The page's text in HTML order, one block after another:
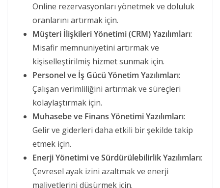
Online rezervasyonları yönetmek ve doluluk
oranlarını artırmak için.
Müşteri İlişkileri Yönetimi (CRM) Yazılımları:
Misafir memnuniyetini artırmak ve
kişiselleştirilmiş hizmet sunmak için.
Personel ve İş Gücü Yönetim Yazılımları:
Çalışan verimliliğini artırmak ve süreçleri
kolaylaştırmak için.
Muhasebe ve Finans Yönetimi Yazılımları:
Gelir ve giderleri daha etkili bir şekilde takip
etmek için.
Enerji Yönetimi ve Sürdürülebilirlik Yazılımları:
Çevresel ayak izini azaltmak ve enerji
maliyetlerini düşürmek için.